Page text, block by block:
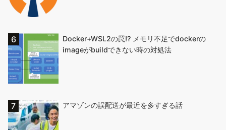
Docker+WSL2の罠!? メモリ不足でdockerの
imageがbuildできない時の対処法
アマゾンの誤配送が最近を多すぎる話